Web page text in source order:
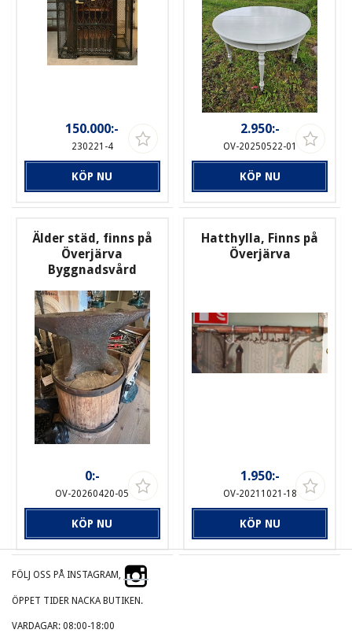
150.000:-
230221-4
KÖP NU
2.950:-
OV-20250522-01
KÖP NU
Älder städ, finns på
Överjärva
Byggnadsvård
0:-
OV-20260420-05
KÖP NU
Hatthylla, Finns på
Överjärva
1.950:-
OV-20211021-18
KÖP NU
FÖLJ OSS PÅ INSTAGRAM,
ÖPPET TIDER NACKA BUTIKEN.
VARDAGAR: 08:00-18:00